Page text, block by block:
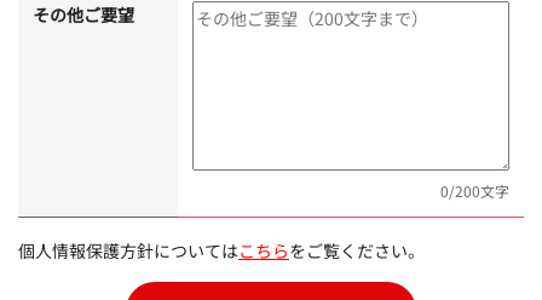
その他ご要望
0/200文字
個人情報保護方針についてはこちらをご覧ください。